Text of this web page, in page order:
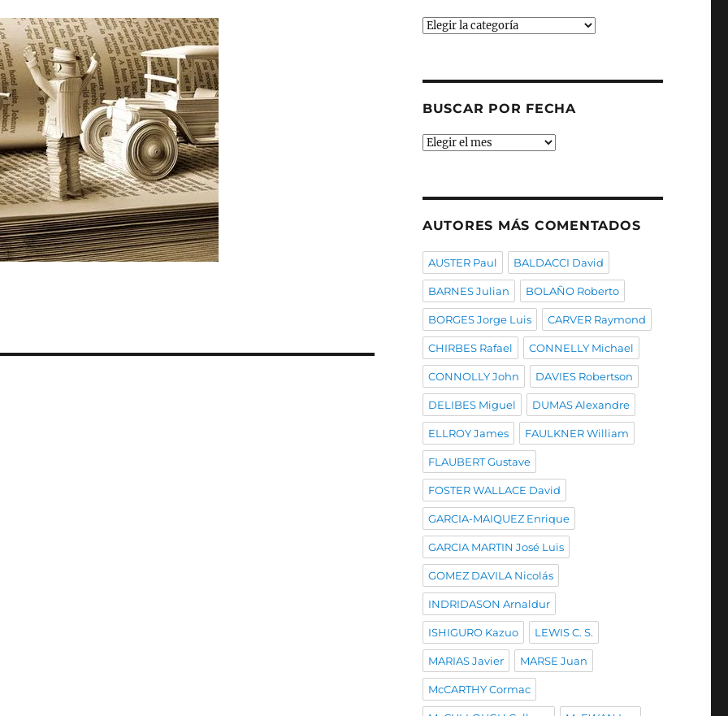
Buscar
BUSCAR POR FECHA
Buscar
AUTORES MÁS COMENTADOS
AUSTER Paul BALDACCI David
BARNES Julian BOLAÑO Roberto
BORGES Jorge Luis CARVER Raymond
CHIRBES Rafael CONNELLY Michael
CONNOLLY John DAVIES Robertson
DELIBES Miguel DUMAS Alexandre
ELLROY James FAULKNER William
FLAUBERT Gustave
FOSTER WALLACE David
GARCIA-MAIQUEZ Enrique
GARCIA MARTIN José Luis
GOMEZ DAVILA Nicolás
INDRIDASON Arnaldur
ISHIGURO Kazuo LEWIS C. S.
MARIAS Javier MARSE Juan
McCARTHY Cormac